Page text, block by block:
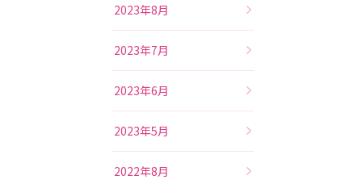
2023年8月
2023年7月
2023年6月
2023年5月
2022年8月